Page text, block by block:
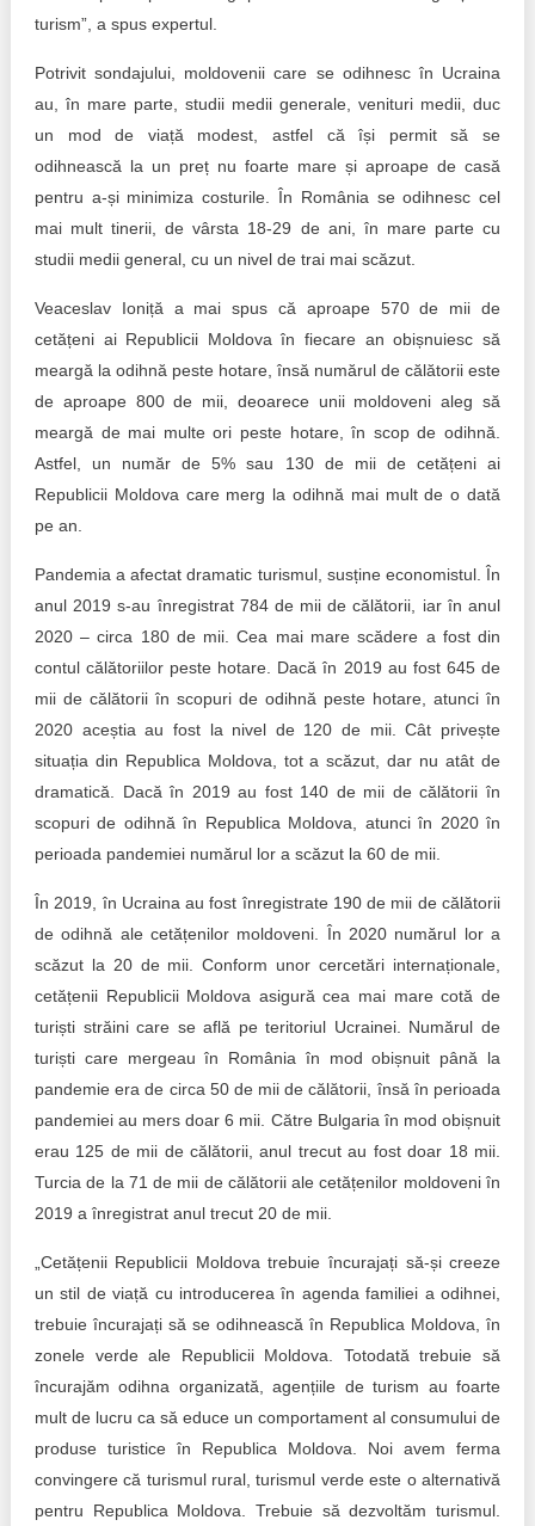
turism”, a spus expertul.
Potrivit sondajului, moldovenii care se odihnesc în Ucraina
au, în mare parte, studii medii generale, venituri medii, duc
un mod de viață modest, astfel că își permit să se
odihnească la un preț nu foarte mare și aproape de casă
pentru a-și minimiza costurile. În România se odihnesc cel
mai mult tinerii, de vârsta 18-29 de ani, în mare parte cu
studii medii general, cu un nivel de trai mai scăzut.
Veaceslav Ioniță a mai spus că aproape 570 de mii de
cetățeni ai Republicii Moldova în fiecare an obișnuiesc să
meargă la odihnă peste hotare, însă numărul de călătorii este
de aproape 800 de mii, deoarece unii moldoveni aleg să
meargă de mai multe ori peste hotare, în scop de odihnă.
Astfel, un număr de 5% sau 130 de mii de cetățeni ai
Republicii Moldova care merg la odihnă mai mult de o dată
pe an.
Pandemia a afectat dramatic turismul, susține economistul. În
anul 2019 s-au înregistrat 784 de mii de călătorii, iar în anul
2020 – circa 180 de mii. Cea mai mare scădere a fost din
contul călătoriilor peste hotare. Dacă în 2019 au fost 645 de
mii de călătorii în scopuri de odihnă peste hotare, atunci în
2020 aceștia au fost la nivel de 120 de mii. Cât privește
situația din Republica Moldova, tot a scăzut, dar nu atât de
dramatică. Dacă în 2019 au fost 140 de mii de călătorii în
scopuri de odihnă în Republica Moldova, atunci în 2020 în
perioada pandemiei numărul lor a scăzut la 60 de mii.
În 2019, în Ucraina au fost înregistrate 190 de mii de călătorii
de odihnă ale cetățenilor moldoveni. În 2020 numărul lor a
scăzut la 20 de mii. Conform unor cercetări internaționale,
cetățenii Republicii Moldova asigură cea mai mare cotă de
turiști străini care se află pe teritoriul Ucrainei. Numărul de
turiști care mergeau în România în mod obișnuit până la
pandemie era de circa 50 de mii de călătorii, însă în perioada
pandemiei au mers doar 6 mii. Către Bulgaria în mod obișnuit
erau 125 de mii de călătorii, anul trecut au fost doar 18 mii.
Turcia de la 71 de mii de călătorii ale cetățenilor moldoveni în
2019 a înregistrat anul trecut 20 de mii.
„Cetățenii Republicii Moldova trebuie încurajați să-și creeze
un stil de viață cu introducerea în agenda familiei a odihnei,
trebuie încurajați să se odihnească în Republica Moldova, în
zonele verde ale Republicii Moldova. Totodată trebuie să
încurajăm odihna organizată, agențiile de turism au foarte
mult de lucru ca să educe un comportament al consumului de
produse turistice în Republica Moldova. Noi avem ferma
convingere că turismul rural, turismul verde este o alternativă
pentru Republica Moldova. Trebuie să dezvoltăm turismul.